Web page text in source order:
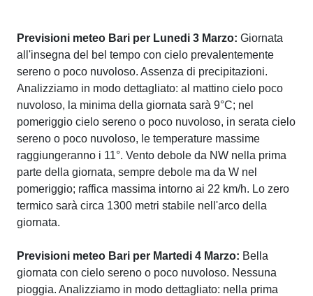
Previsioni meteo Bari per Lunedi 3 Marzo: Giornata
all'insegna del bel tempo con cielo prevalentemente
sereno o poco nuvoloso. Assenza di precipitazioni.
Analizziamo in modo dettagliato: al mattino cielo poco
nuvoloso, la minima della giornata sarà 9°C; nel
pomeriggio cielo sereno o poco nuvoloso, in serata cielo
sereno o poco nuvoloso, le temperature massime
raggiungeranno i 11°. Vento debole da NW nella prima
parte della giornata, sempre debole ma da W nel
pomeriggio; raffica massima intorno ai 22 km/h. Lo zero
termico sarà circa 1300 metri stabile nell'arco della
giornata.
Previsioni meteo Bari per Martedi 4 Marzo: Bella
giornata con cielo sereno o poco nuvoloso. Nessuna
pioggia. Analizziamo in modo dettagliato: nella prima